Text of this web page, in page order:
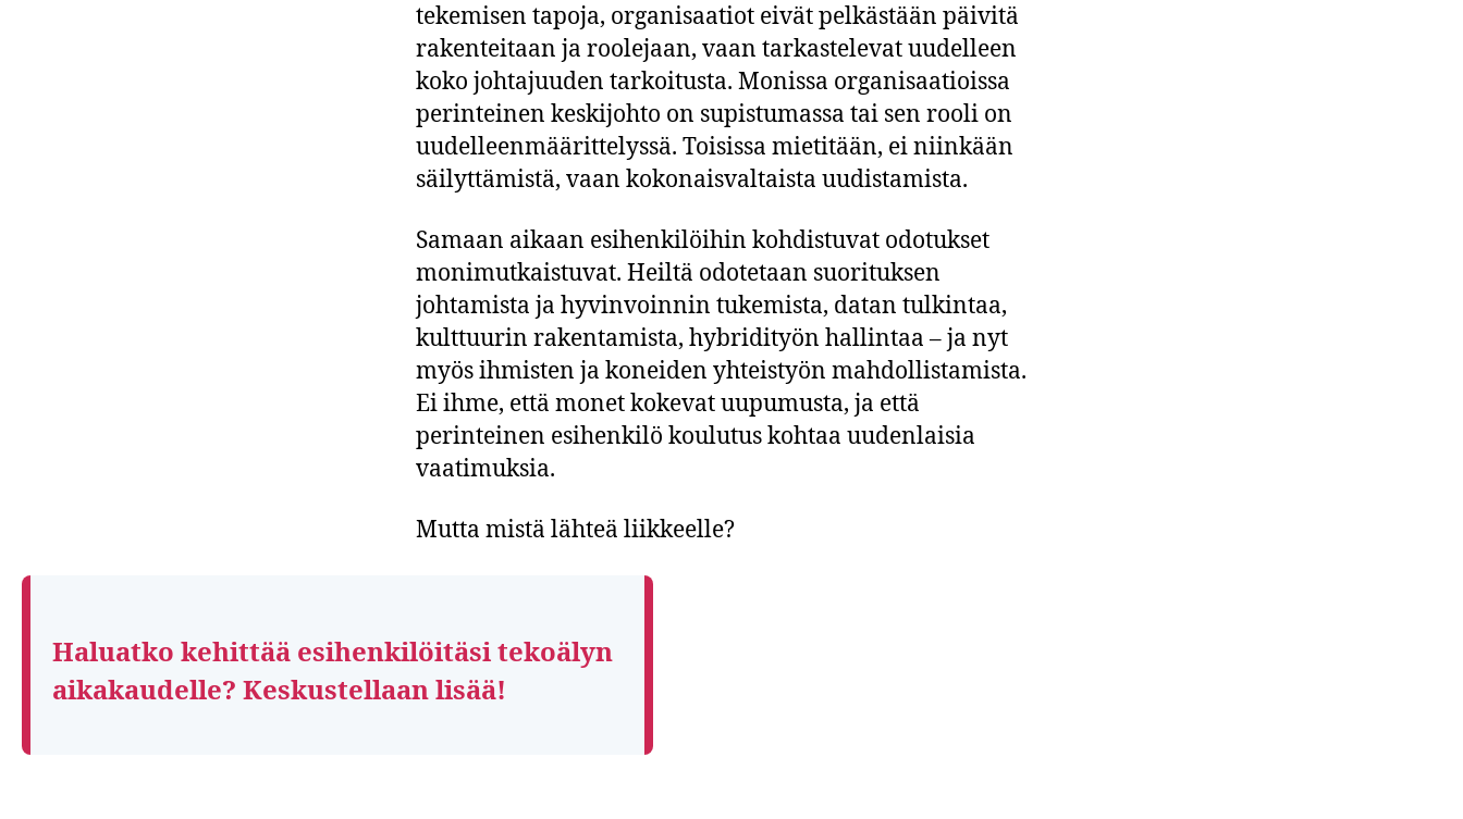
tekemisen tapoja, organisaatiot eivät pelkästään päivitä
rakenteitaan ja roolejaan, vaan tarkastelevat uudelleen
koko johtajuuden tarkoitusta. Monissa organisaatioissa
perinteinen keskijohto on supistumassa tai sen rooli on
uudelleenmäärittelyssä. Toisissa mietitään, ei niinkään
säilyttämistä, vaan kokonaisvaltaista uudistamista.
Samaan aikaan esihenkilöihin kohdistuvat odotukset
monimutkaistuvat. Heiltä odotetaan suorituksen
johtamista ja hyvinvoinnin tukemista, datan tulkintaa,
kulttuurin rakentamista, hybridityön hallintaa – ja nyt
myös ihmisten ja koneiden yhteistyön mahdollistamista.
Ei ihme, että monet kokevat uupumusta, ja että
perinteinen esihenkilö koulutus kohtaa uudenlaisia
vaatimuksia.
Mutta mistä lähteä liikkeelle?
Haluatko kehittää esihenkilöitäsi tekoälyn
aikakaudelle? Keskustellaan lisää!